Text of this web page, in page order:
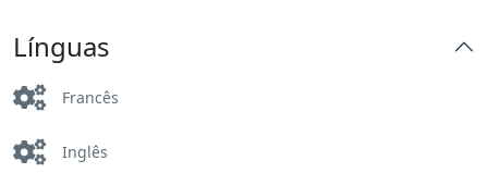
Línguas
Francês
Inglês